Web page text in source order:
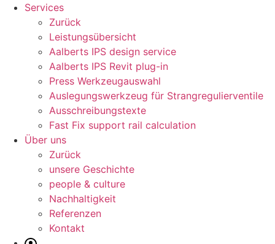
Services
Zurück
Leistungsübersicht
Aalberts IPS design service
Aalberts IPS Revit plug-in
Press Werkzeugauswahl
Auslegungswerkzeug für Strangregulierventile
Ausschreibungstexte
Fast Fix support rail calculation
Über uns
Zurück
unsere Geschichte
people & culture
Nachhaltigkeit
Referenzen
Kontakt